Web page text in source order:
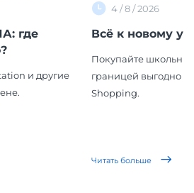
где
и другие
4 / 8 / 2026
Всё к новому
Покупайте
границей выгодно
Shopping.
Читать больше